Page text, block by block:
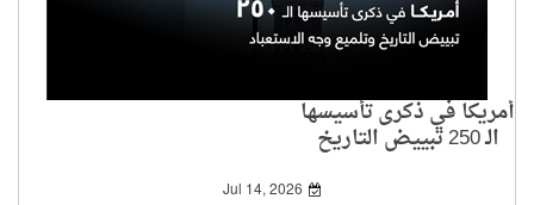
أمريكا في ذكرى تأسيسها
الـ 250 تبييض التاريخ
وتلميع وجه الاستعباد
Jul 14, 2026